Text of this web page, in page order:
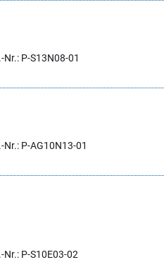
Nr.: P-S13N08-01
Nr.: P-AG10N13-01
Nr.: P-S10E03-02